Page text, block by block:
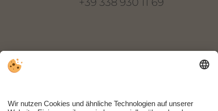
I-39018 Terlan